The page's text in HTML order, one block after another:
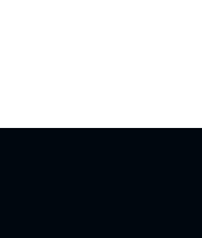
Plus. Ihre
vermitteln,